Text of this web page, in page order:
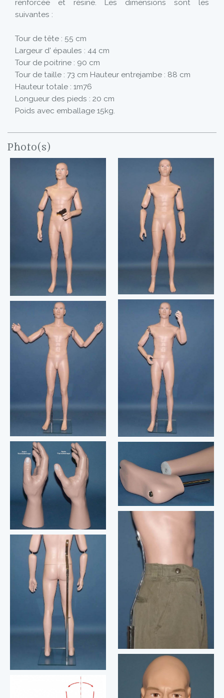
renforcée et résine. Les dimensions sont les
suivantes :
Tour de tête : 55 cm
Largeur d' épaules : 44 cm
Tour de poitrine : 90 cm
Tour de taille : 73 cm Hauteur entrejambe : 88 cm
Hauteur totale : 1m76
Longueur des pieds : 20 cm
Poids avec emballage 15kg.
Photo(s)